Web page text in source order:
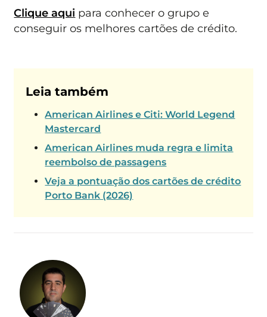
Clique aqui para conhecer o grupo e
conseguir os melhores cartões de crédito.
Leia também
American Airlines e Citi: World Legend
Mastercard
American Airlines muda regra e limita
reembolso de passagens
Veja a pontuação dos cartões de crédito
Porto Bank (2026)